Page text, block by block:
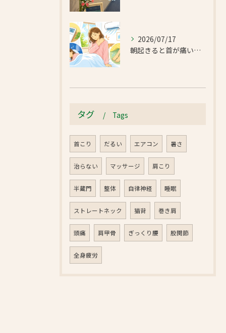
2026/07/17
朝起きると首が痛い…エアコンの冷えで首肩こりと足のだるさが気になったお客様｜半蔵門 首肩リフレッシュ整体院
タグ Tags
首こり だるい エアコン 暑さ
治らない マッサージ 肩こり
半蔵門 整体 自律神経 睡眠
ストレートネック 猫背 巻き肩
頭痛 肩甲骨 ぎっくり腰 股関節
全身疲労